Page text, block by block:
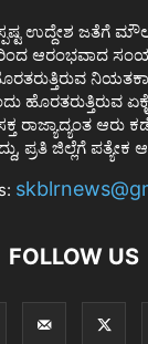
ಉದ್ದೇಶ ಜತೆಗೆ
ಆರಂಭವಾದ
ಹೊರತರುತ್ತಿರುವ
ರಾಜ್ಯಾದ್ಯಂತ ಆರು
ಪ್ರತಿ ಜಿಲ್ಲೆಗೆ ಪತ್ಯೇಕ
FOLLOW US